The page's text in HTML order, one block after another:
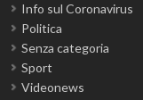
Info sul Coronavirus
Politica
Senza categoria
Sport
Videonews